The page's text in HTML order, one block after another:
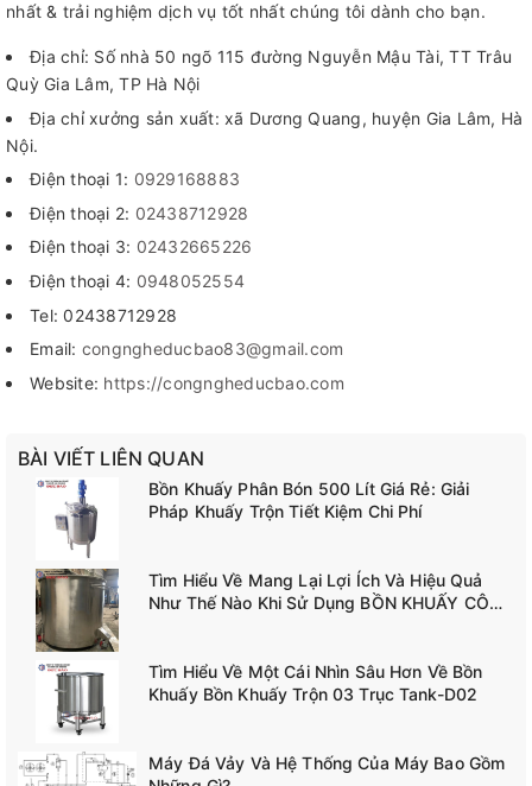
nhất & trải nghiệm dịch vụ tốt nhất chúng tôi dành cho bạn.
Địa chỉ: Số nhà 50 ngõ 115 đường Nguyễn Mậu Tài, TT Trâu
Quỳ Gia Lâm, TP Hà Nội
Địa chỉ xưởng sản xuất: xã Dương Quang, huyện Gia Lâm, Hà
Nội.
Điện thoại 1: 0929168883
Điện thoại 2: 02438712928
Điện thoại 3: 02432665226
Điện thoại 4: 0948052554
Tel: 02438712928
Email: congngheducbao83@gmail.com
Website: https://congngheducbao.com
BÀI VIẾT LIÊN QUAN
Bồn Khuấy Phân Bón 500 Lít Giá Rẻ: Giải
Pháp Khuấy Trộn Tiết Kiệm Chi Phí
Tìm Hiểu Về Mang Lại Lợi Ích Và Hiệu Quả
Như Thế Nào Khi Sử Dụng BỒN KHUẤY CÔNG
Tìm Hiểu Về Một Cái Nhìn Sâu Hơn Về Bồn
Khuấy Bồn Khuấy Trộn 03 Trục Tank-D02
Máy Đá Vảy Và Hệ Thống Của Máy Bao Gồm